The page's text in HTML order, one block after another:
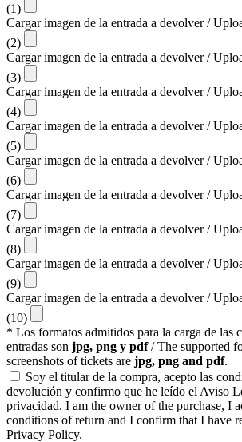
(1)
Cargar imagen de la entrada a devolver /
(2)
Cargar imagen de la entrada a devolver /
(3)
Cargar imagen de la entrada a devolver /
(4)
Cargar imagen de la entrada a devolver /
(5)
Cargar imagen de la entrada a devolver /
(6)
Cargar imagen de la entrada a devolver /
(7)
Cargar imagen de la entrada a devolver /
(8)
Cargar imagen de la entrada a devolver /
(9)
Cargar imagen de la entrada a devolver /
(10)
* Los formatos admitidos para la carga de las
entradas son jpg, png y pdf/ The supported
screenshots of tickets are jpg, png and pdf.
Soy el titular de la compra, acepto las
devolución y confirmo que he leído el Aviso
privacidad. I am the owner of the purchase, I
conditions of return and I confirm that I have
Privacy Policy.